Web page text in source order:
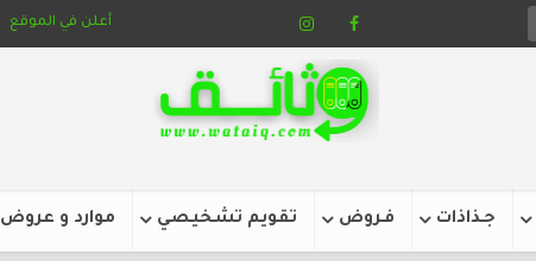
أعلن في الموقع
جـذاذات فـروض تقويم تشخيصي موارد و عروض